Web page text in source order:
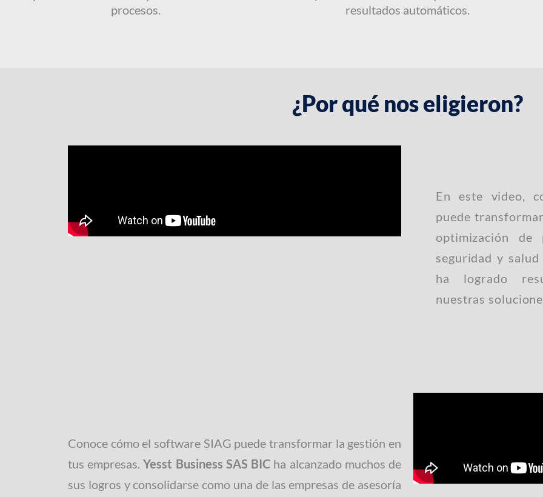
procesos.
resultados automáticos.
¿Por qué nos eligieron?
En este video,
puede
optimización
seguridad y
ha logrado
nuestras
Conoce cómo el software SIAG puede transformar la gestión en
tus empresas.Yesst Business SAS BIC ha alcanzado muchos de
sus logros y consolidarse como una de las empresas de asesoría